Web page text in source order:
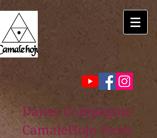
Danse Compagnie
CamaleHoju Paris